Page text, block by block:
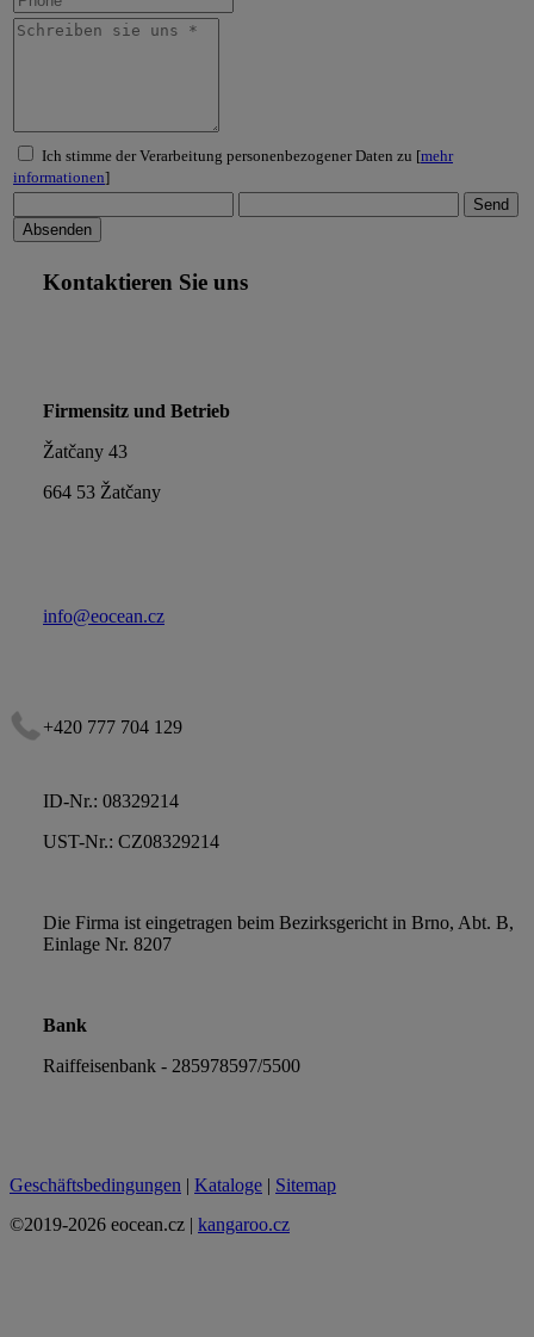
Ich stimme der Verarbeitung personenbezogener Daten zu [mehr
informationen]
Kontaktieren Sie uns
Firmensitz und Betrieb
Žatčany 43
664 53 Žatčany
info@eocean.cz
+420 777 704 129
ID-Nr.: 08329214
UST-Nr.: CZ08329214
Die Firma ist eingetragen beim Bezirksgericht in Brno, Abt. B,
Einlage Nr. 8207
Bank
Raiffeisenbank - 285978597/5500
Geschäftsbedingungen | Kataloge | Sitemap
©2019-2026 eocean.cz | kangaroo.cz